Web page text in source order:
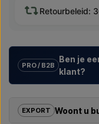
Retourbeleid:
PRO / B2B
Ben je
klant?
projectontwikkelaars
buitendouches – van
EXPORT Woont u